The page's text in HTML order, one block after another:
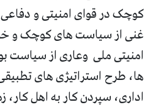
کوچک در قوای امنیتی و دفاعی
غنی از سیاست های کوچک و
امنیتی ملی وعاری از سیاست
ها، طرح استراتیژی های
اداری، سپردن کار به اهل کار،